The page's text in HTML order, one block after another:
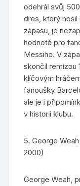
odehrál svůj
dres, který
zápasu, je
hodnotě pro
Messiho. V
skončil remízou
klíčovým
fanoušky
ale je i
v historii klubu.
5. George
2000)
George Weah,